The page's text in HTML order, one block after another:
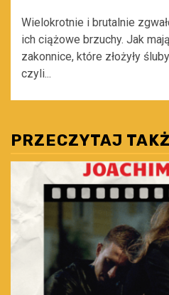
Wielokrotnie i brutalnie
ich ciążowe brzuchy. Jak
zakonnice, które złożyły
czyli...
PRZECZYTAJ